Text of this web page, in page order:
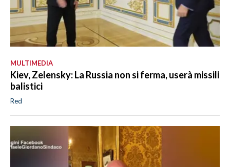
MULTIMEDIA
Kiev, Zelensky: La Russia non si ferma, userà missili
balistici
Red